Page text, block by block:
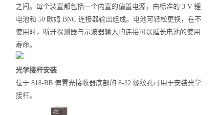
之间。每个装置都包括一个内置的偏置电源，由标准的 3 V 锂
电池和 50 欧姆 BNC 连接器输出组成。电池可轻松更换，在不
使用时，断开探测器与示波器输入的连接可以延长电池的使用
寿命。
光学接杆安装
位于 818-BB 偏置光接收器底部的 8-32 螺纹孔可用于安装光学
接杆。